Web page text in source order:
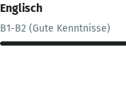
Englisch
B1-B2 (Gute Kenntnisse)